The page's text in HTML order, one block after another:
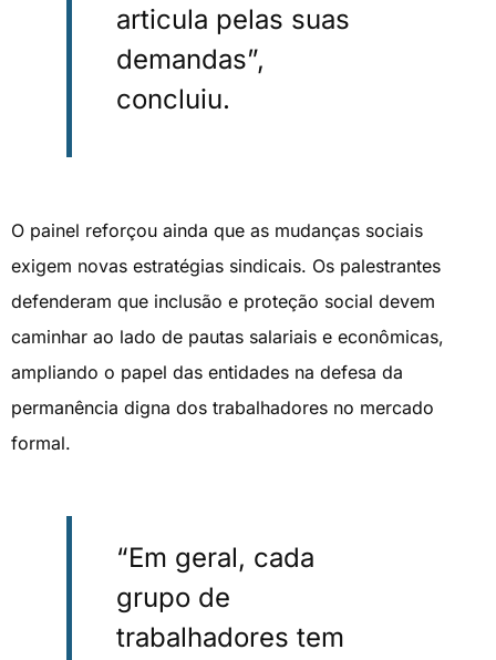
articula pelas suas
demandas”,
concluiu.
O painel reforçou ainda que as mudanças sociais
exigem novas estratégias sindicais. Os palestrantes
defenderam que inclusão e proteção social devem
caminhar ao lado de pautas salariais e econômicas,
ampliando o papel das entidades na defesa da
permanência digna dos trabalhadores no mercado
formal.
“Em geral, cada
grupo de
trabalhadores tem